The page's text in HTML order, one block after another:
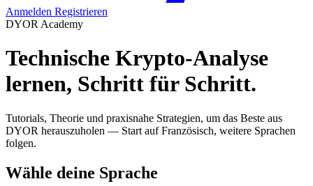
Anmelden Registrieren
DYOR Academy
Technische Krypto-Analyse
lernen, Schritt für Schritt.
Tutorials, Theorie und praxisnahe Strategien, um das Beste aus
DYOR herauszuholen — Start auf Französisch, weitere Sprachen
folgen.
Wähle deine Sprache